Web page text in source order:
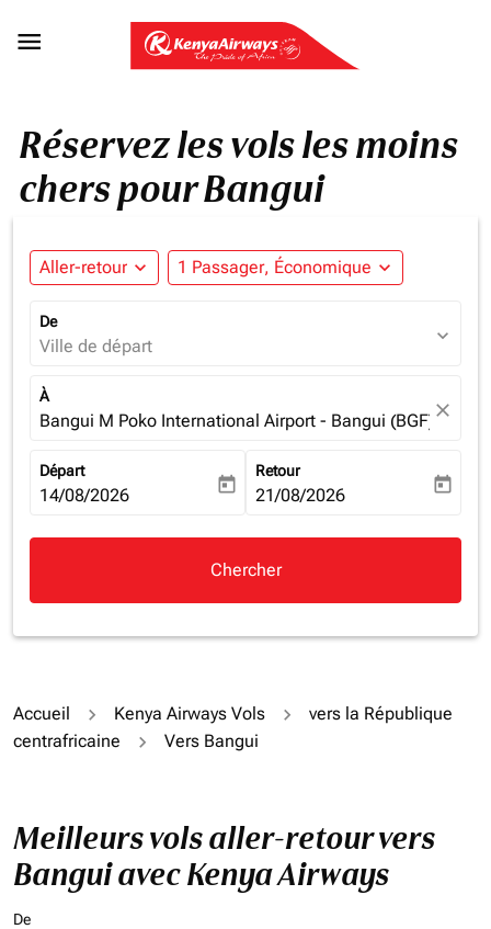

Réservez les vols les moins
chers pour Bangui
Aller-retour expand_more 1 Passager, Économique expand_more
De
Ville de départ expand_more
À
Bangui M Poko International Airport - Bangui (BGF),close
Départ
fc-booking-departure-date-aria-label
14/08/2026 today
Retour
fc-booking-return-date-aria-
21/08/2026 today
Chercher
Accueil Kenya Airways Vols
vers la République
centrafricaine
Vers Bangui
Meilleurs vols aller-retour vers
Bangui avec Kenya Airways
De